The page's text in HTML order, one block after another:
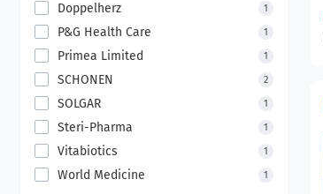
Doppelherz 1
P&G Health Care 1
Primea Limited 1
SCHONEN 2
SOLGAR 1
Steri-Pharma 1
Vitabiotics 1
World Medicine 1